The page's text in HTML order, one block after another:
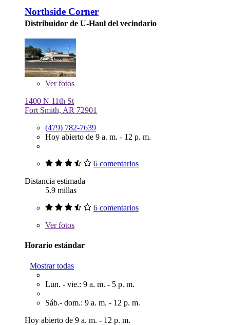
Northside Corner
Distribuidor de U-Haul del vecindario
Verfotos
1400 N 11th St
Fort Smith, AR 72901
(479) 782-7639
Hoy abierto de 9 a. m. - 12 p. m.
6 comentarios
Distancia estimada
5.9 millas
6 comentarios
Verfotos
Horario estándar
Mostrar todas
Lun. - vie.: 9 a. m. - 5 p. m.
Sáb.- dom.: 9 a. m. - 12 p. m.
Hoy abierto de 9 a. m. - 12 p. m.